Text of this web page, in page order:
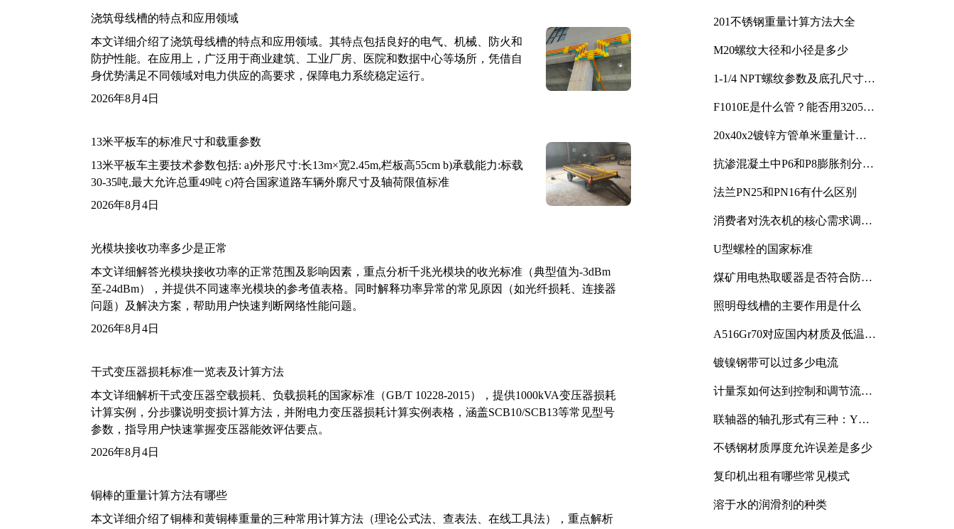
浇筑母线槽的特点和应用领域
本文详细介绍了浇筑母线槽的特点和应用领域。其特点包括良好的电气、机械、防火和
防护性能。在应用上，广泛用于商业建筑、工业厂房、医院和数据中心等场所，凭借自
身优势满足不同领域对电力供应的高要求，保障电力系统稳定运行。
2026年8月4日
13米平板车的标准尺寸和载重参数
13米平板车主要技术参数包括: a)外形尺寸:长13m×宽2.45m,栏板高55cm b)承载能力:标载
30-35吨,最大允许总重49吨 c)符合国家道路车辆外廓尺寸及轴荷限值标准
2026年8月4日
光模块接收功率多少是正常
本文详细解答光模块接收功率的正常范围及影响因素，重点分析千兆光模块的收光标准（典型值为-3dBm
至-24dBm），并提供不同速率光模块的参考值表格。同时解释功率异常的常见原因（如光纤损耗、连接器
问题）及解决方案，帮助用户快速判断网络性能问题。
2026年8月4日
干式变压器损耗标准一览表及计算方法
本文详细解析干式变压器空载损耗、负载损耗的国家标准（GB/T 10228-2015），提供1000kVA变压器损耗
计算实例，分步骤说明变损计算方法，并附电力变压器损耗计算实例表格，涵盖SCB10/SCB13等常见型号
参数，指导用户快速掌握变压器能效评估要点。
2026年8月4日
铜棒的重量计算方法有哪些
本文详细介绍了铜棒和黄铜棒重量的三种常用计算方法（理论公式法、查表法、在线工具法），重点解析
201不锈钢重量计算方法大全
M20螺纹大径和小径是多少
1-1/4 NPT螺纹参数及底孔尺寸详
F1010E是什么管？能否用3205或
20x40x2镀锌方管单米重量计算
抗渗混凝土中P6和P8膨胀剂分别
法兰PN25和PN16有什么区别
消费者对洗衣机的核心需求调研
U型螺栓的国家标准
煤矿用电热取暖器是否符合防爆
照明母线槽的主要作用是什么
A516Gr70对应国内材质及低温冲
镀镍钢带可以过多少电流
计量泵如何达到控制和调节流量
联轴器的轴孔形式有三种：Y
不锈钢材质厚度允许误差是多少
复印机出租有哪些常见模式
溶于水的润滑剂的种类